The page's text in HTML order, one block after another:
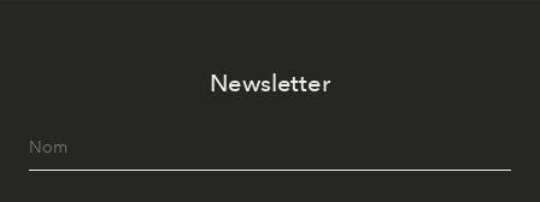
Newsletter